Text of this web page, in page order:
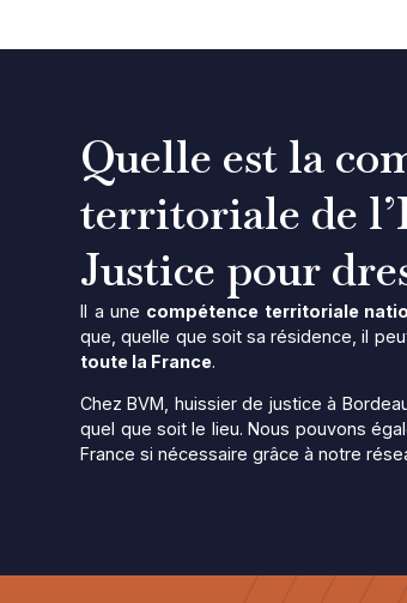
Quelle est la
territoriale de
Justice pour
Il a une compétence territoriale
que, quelle que soit sa résidence, il
toute la France.
Chez BVM, huissier de justice à
quel que soit le lieu. Nous pouvons
France si nécessaire grâce à notre